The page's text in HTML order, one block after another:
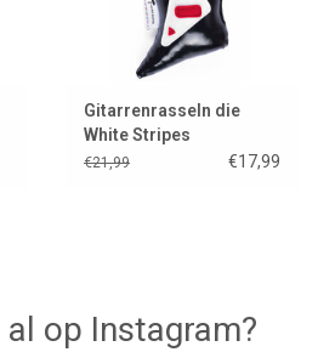
Gitarrenrasseln die
White Stripes
€21,99 €17,99
op Instagram?